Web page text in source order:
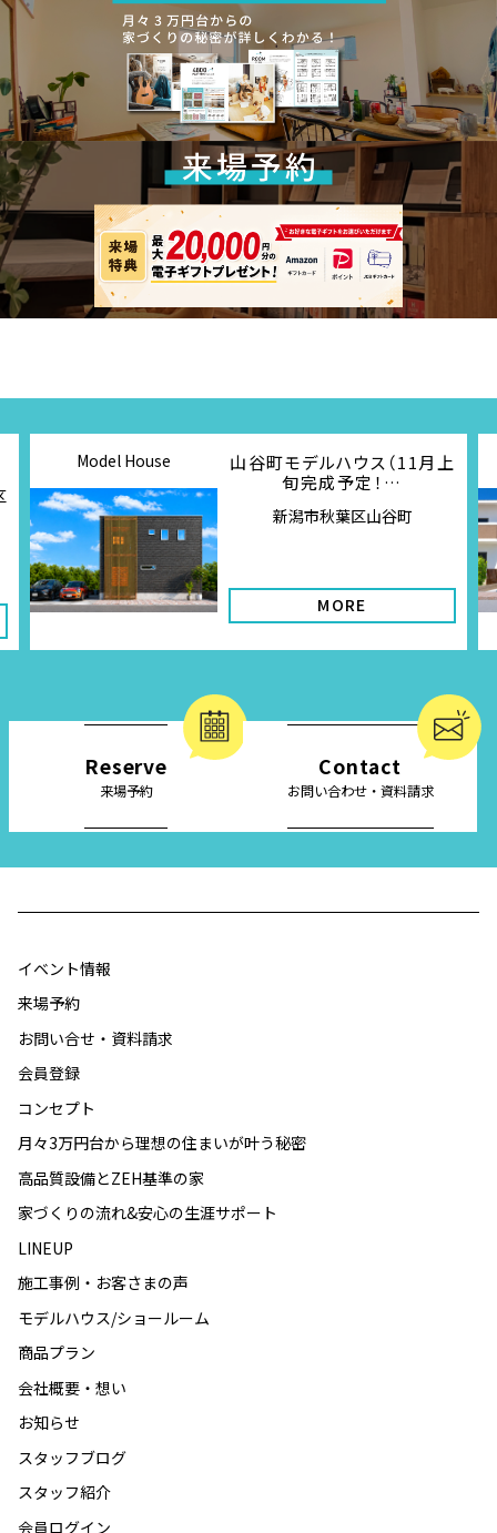
Model House
山谷町モデルハウス（11月上
旬完成予定！…
新潟市秋葉区山谷町
MORE
Reserve
来場予約
Contact
お問い合わせ・資料請求
イベント情報
来場予約
お問い合せ・資料請求
会員登録
コンセプト
月々3万円台から理想の住まいが叶う秘密
高品質設備とZEH基準の家
家づくりの流れ&安心の生涯サポート
LINEUP
施工事例・お客さまの声
モデルハウス/ショールーム
商品プラン
会社概要・想い
お知らせ
スタッフブログ
スタッフ紹介
会員ログイン